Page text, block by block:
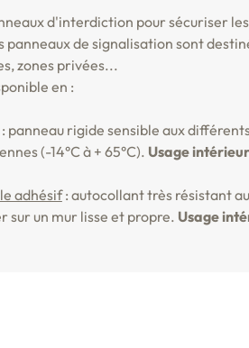
d'interdiction pour sécuriser
panneaux de signalisation sont
zones privées...
en :
panneau rigide sensible aux
(-14°C à + 65°C). Usage
adhésif: autocollant très résistant
sur un mur lisse et propre. Usage